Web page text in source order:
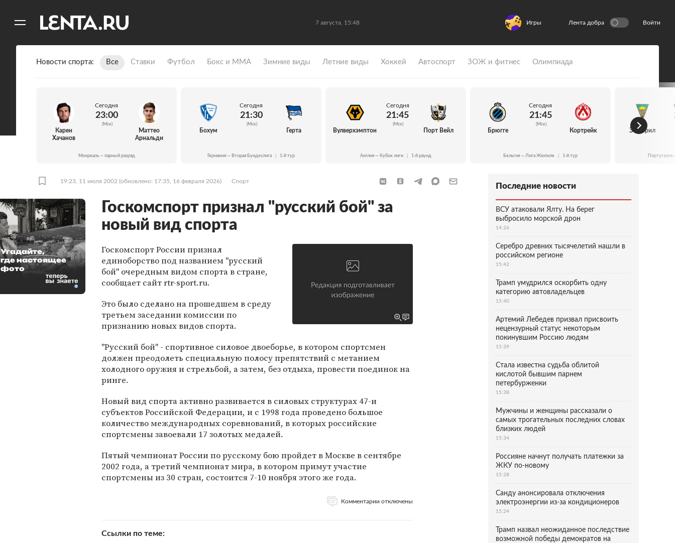
7 августа, 15:48 Игры Лента добра Войти
Новости спорта Все Ставки Футбол Бокс и ММА Зимние виды Летние виды Хоккей Автоспорт ЗОЖ и фитнес Олимпиада
Карен
Хачанов
Сегодня
23:00
(Мск)
Маттео
Арнальди
Монреаль — парный разряд
Бохум
Сегодня
21:30
(Мск)
Герта
Германия — Вторая Бундеслига 1-й тур
Вулверхэмптон
Сегодня
21:45
(Мск)
Порт Вейл
Англия — Кубок лиги 1-й раунд
Брюгге
Сегодня
21:45
(Мск)
Кортрейк
Бельгия — Лига Жюпиле 1-й тур
Эшторил
19:23, 11 июля 2002 (обновлено: 17:35, 16 февраля 2026) Спорт
Госкомспорт признал "русский бой" за
новый вид спорта
Госкомспорт России признал
единоборство под названием "русский
бой" очередным видом спорта в стране,
сообщает сайт rtr-sport.ru.
Это было сделано на прошедшем в среду
третьем заседании комиссии по
признанию новых видов спорта.
"Русский бой" - спортивное силовое двоеборье, в котором спортсмен
должен преодолеть специальную полосу препятствий с метанием
холодного оружия и стрельбой, а затем, без отдыха, провести поединок на
ринге.
Новый вид спорта активно развивается в силовых структурах 47-и
субъектов Российской Федерации, и с 1998 года проведено большое
количество международных соревнований, в которых российские
спортсмены завоевали 17 золотых медалей.
Пятый чемпионат России по русскому бою пройдет в Москве в сентябре
2002 года, а третий чемпионат мира, в котором примут участие
спортсмены из 30 стран, состоится 7-10 ноября этого же года.
Комментарии отключены
Ссылки по теме
Угадайте,
где настоящее
фото
Последние новости
ВСУ атаковали Ялту. На берег
выбросило морской дрон
14:26
Серебро древних тысячелетий нашли в
российском регионе
15:42
Трамп умудрился оскорбить одну
категорию автовладельцев
15:40
Артемий Лебедев призвал присвоить
нецензурный статус некоторым
покинувшим Россию людям
15:39
Стала известна судьба облитой
кислотой бывшим парнем
петербурженки
15:38
Мужчины и женщины рассказали о
самых трогательных последних словах
близких людей
15:34
Россияне начнут получать платежки за
ЖКУ по-новому
15:28
Санду анонсировала отключения
электроэнергии из-за кондиционеров
15:24
Трамп назвал неожиданное последствие
возможной победы демократов на